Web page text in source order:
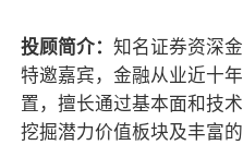
投顾简介：知名证券资深
特邀嘉宾，金融从业近十
置，擅长通过基本面和技
挖掘潜力价值板块及丰富的